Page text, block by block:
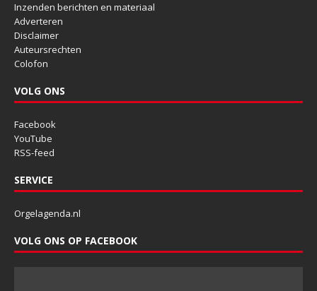
Inzenden berichten en materiaal
Adverteren
Disclaimer
Auteursrechten
Colofon
VOLG ONS
Facebook
YouTube
RSS-feed
SERVICE
Orgelagenda.nl
VOLG ONS OP FACEBOOK